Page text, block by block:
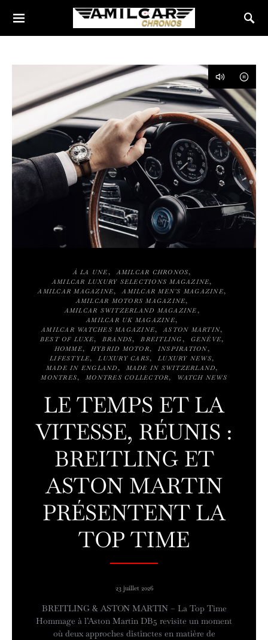
À LA UNE
AMILCAR CHRONOS
AMILCAR LUXURY SELECTIONS MAGAZINE
AMILCAR MAGAZINE
AMILCAR MEN'S MAGAZINE
AMILCAR MOTORS MAGAZINE
AMILCAR SWITZERLAND MAGAZINE
AMILCAR UK MAGAZINE
AMILCAR WATCHES MAGAZINE
ASTON MARTIN
BEST OF LUXE
BRANDS BREITLING
GENÈVE
HOMME
HYBRID MOTOR
INSPIRATION
LIFESTYLE
LUXURY CARS
LUXURY NEWS
MADE IN ENGLAND
MADE IN SWITZERLAND
MONTRES
MONTRES COLLECTOR WATCH NEWS
LE TEMPS ET LA
VITESSE, RÉUNIS :
BREITLING ET
ASTON MARTIN
PRÉSENTENT LA
TOP TIME
23 juillet 2026
BREITLING & ASTON MARTIN – La Top Time
Hommage à l’Aston Martin DB5 revisite un moment
où deux approches distinctes en matière de